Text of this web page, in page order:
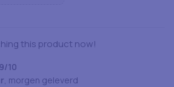
this product now!
9/10
, morgen geleverd